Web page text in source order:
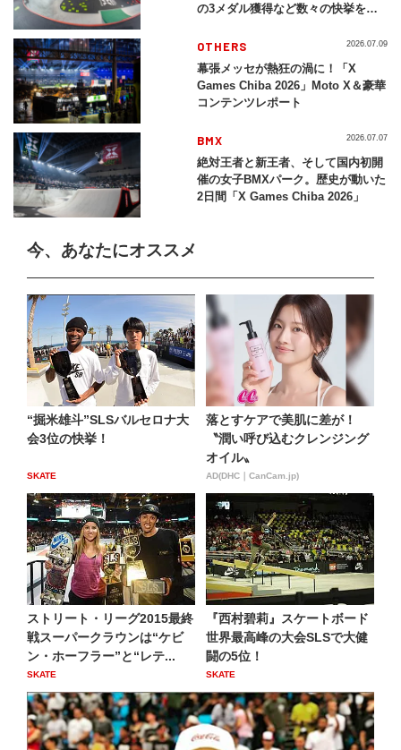
の3メダル獲得など数々の快挙をプ
2026」
OTHERS
幕張メッセが熱狂の渦に！「X
Games Chiba 2026」Moto X＆豪華
コンテンツレポート
2026.07.09
BMX
絶対王者と新王者、そして国内初開
催の女子BMXパーク。歴史が動いた
2日間「X Games Chiba 2026」
2026.07.07
今、あなたにオススメ
“掘米雄斗”SLSバルセロナ大
会3位の快挙！
SKATE
落とすケアで美肌に差が！
〝潤い呼び込むクレンジング
オイル〟
AD(DHC｜CanCam.jp)
ストリート・リーグ2015最終
戦スーパークラウンは“ケビ
ン・ホーフラー”と“レテ...
SKATE
『西村碧莉』スケートボード
世界最高峰の大会SLSで大健
闘の5位！
SKATE